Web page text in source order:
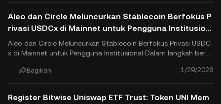
Aleo dan Circle Meluncurkan Stablecoin Berfokus P
rivasi USDCx di Mainnet untuk Pengguna Institusion
al
Aleo dan Circle Meluncurkan Stablecoin Berfokus Privasi USDC
x di Mainnet untuk Pengguna Institusional Dalam langkah berse
ogram Aleo, dalam kolaborasi strategis dengan Lingkarantelah
secara resmi ditempatkan USDCx pada jaringan utamany..
Bagikan 1/29/2026
Register Bitwise Uniswap ETF Trust: Token UNI Mem